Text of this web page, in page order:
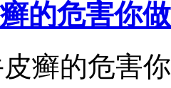
的危害你
癣的危害